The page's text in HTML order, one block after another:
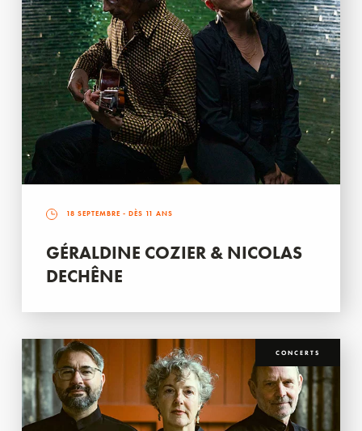
18 SEPTEMBRE - DÈS 11 ANS
GÉRALDINE COZIER & NICOLAS
DECHÊNE
CONCERTS